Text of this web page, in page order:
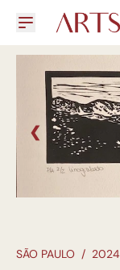
❮
SÃO PAULO / 2024